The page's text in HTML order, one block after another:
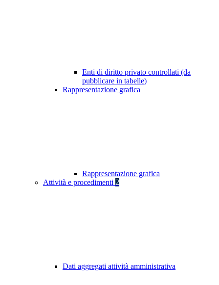
Enti di diritto privato controllati (da
pubblicare in tabelle)
Rappresentazione grafica
Rappresentazione grafica
Attività e procedimenti 2
Dati aggregati attività amministrativa